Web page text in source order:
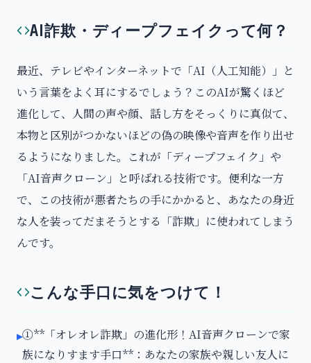
AI詐欺・ディープフェイクって何？
最近、テレビやインターネットで「AI（人工知能）」と
いう言葉をよく耳にするでしょう？このAIが驚くほど
進化して、人間の声や顔、話し方をそっくりに真似て、
本物と区別がつかないほどの偽の映像や音声を作り出せ
るようになりました。これが「ディープフェイク」や
「AI音声クローン」と呼ばれる技術です。便利な一方
で、この技術が悪者たちの手にかかると、あなたの身近
な人を装ってだまそうとする「詐欺」に使われてしまう
んです。
こんな手口に気をつけて！
▸①**「オレオレ詐欺」の進化形！AI音声クローンで家
族になりすます手口**：あなたの家族や親しい友人に